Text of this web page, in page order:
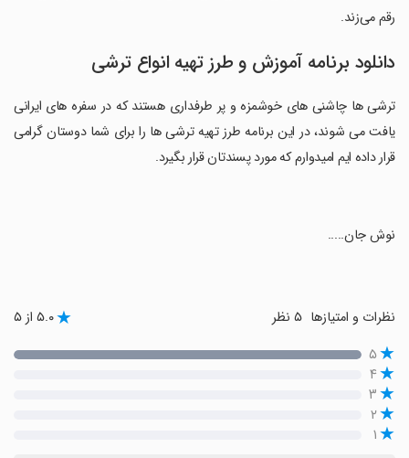
رقم می‌زند.
دانلود برنامه آموزش و طرز تهیه انواع ترشی
ترشی ها چاشنی های خوشمزه و پر طرفداری هستند که در سفره های ایرانی
یافت می شوند، در این برنامه طرز تهیه ترشی ها را برای شما دوستان گرامی
قرار داده ایم امیدوارم که مورد پسندتان قرار بگیرد.
‏نوش جان.....
نظرات و امتیازها ۵.۰ از ۵
۵
۴
۳
۲
۱